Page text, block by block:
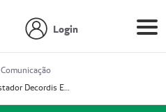
Login
Comunicação
Prestador Decordis Exames Cardiológicos LTDA (51004347-4)